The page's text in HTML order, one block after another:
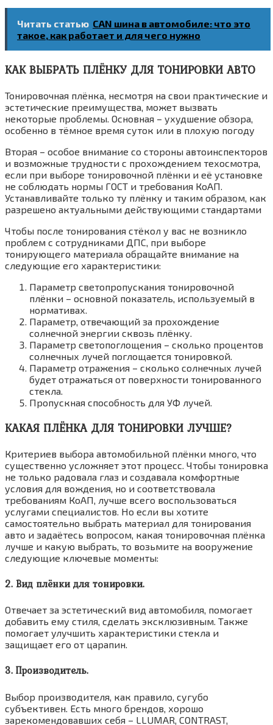
Читать статью CAN шина в автомобиле: что это
такое, как работает и для чего нужно
КАК ВЫБРАТЬ ПЛЁНКУ ДЛЯ ТОНИРОВКИ АВТО
Тонировочная плёнка, несмотря на свои практические и
эстетические преимущества, может вызвать
некоторые проблемы. Основная – ухудшение обзора,
особенно в тёмное время суток или в плохую погоду
Вторая – особое внимание со стороны автоинспекторов
и возможные трудности с прохождением техосмотра,
если при выборе тонировочной плёнки и её установке
не соблюдать нормы ГОСТ и требования КоАП.
Устанавливайте только ту плёнку и таким образом, как
разрешено актуальными действующими стандартами
Чтобы после тонирования стёкол у вас не возникло
проблем с сотрудниками ДПС, при выборе
тонирующего материала обращайте внимание на
следующие его характеристики:
Параметр светопропускания тонировочной
плёнки – основной показатель, используемый в
нормативах.
Параметр, отвечающий за прохождение
солнечной энергии сквозь плёнку.
Параметр светопоглощения – сколько процентов
солнечных лучей поглощается тонировкой.
Параметр отражения – сколько солнечных лучей
будет отражаться от поверхности тонированного
стекла.
Пропускная способность для УФ лучей.
КАКАЯ ПЛЁНКА ДЛЯ ТОНИРОВКИ ЛУЧШЕ?
Критериев выбора автомобильной плёнки много, что
существенно усложняет этот процесс. Чтобы тонировка
не только радовала глаз и создавала комфортные
условия для вождения, но и соответствовала
требованиям КоАП, лучше всего воспользоваться
услугами специалистов. Но если вы хотите
самостоятельно выбрать материал для тонирования
авто и задаётесь вопросом, какая тонировочная плёнка
лучше и какую выбрать, то возьмите на вооружение
следующие ключевые моменты:
2. Вид плёнки для тонировки.
Отвечает за эстетический вид автомобиля, помогает
добавить ему стиля, сделать эксклюзивным. Также
помогает улучшить характеристики стекла и
защищает его от царапин.
3. Производитель.
Выбор производителя, как правило, сугубо
субъективен. Есть много брендов, хорошо
зарекомендовавших себя – LLUMAR, CONTRAST,